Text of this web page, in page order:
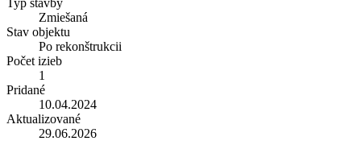
Zmiešaná
Stav objektu
Po rekonštrukcii
Počet izieb
1
Pridané
10.04.2024
Aktualizované
29.06.2026